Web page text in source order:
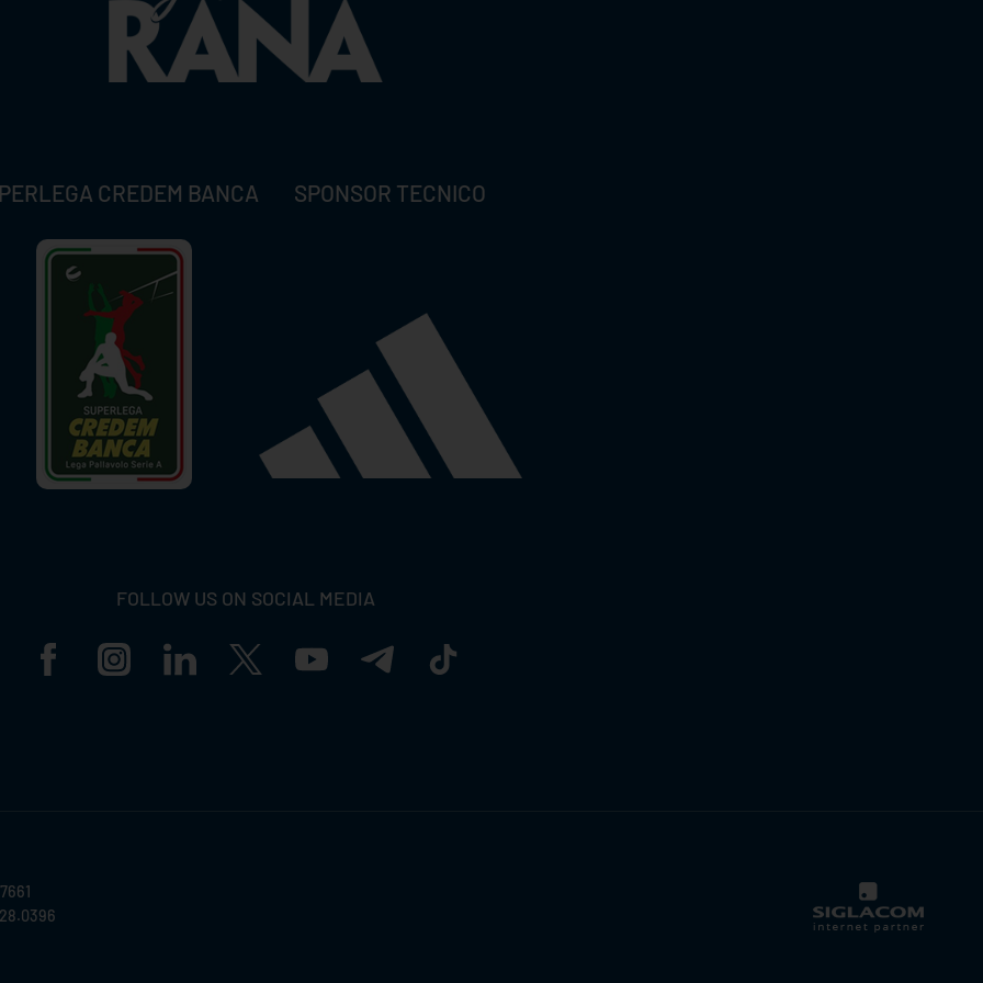
CREDEM BANCA SPONSOR TECNICO
FOLLOW US ON SOCIAL MEDIA